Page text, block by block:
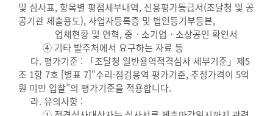
및 심사표, 항목별 평점세부내역, 신용평가등급서(조달청 및 공
공기관 제출용도), 사업자등록증 및 법인등기부등본,
업체현황 및 연혁, 중ㆍ소기업ㆍ소상공인 확인서
④ 기타 발주처에서 요구하는 자료 등
다. 평가기준 : 「조달청 일반용역적격심사 세부기준」제5
조 1항 7호 [별표 7]“수리·점검용역 평가기준, 추정가격이 5억
원 미만 입찰”의 평가기준을 적용합니다.
라. 유의사항 :